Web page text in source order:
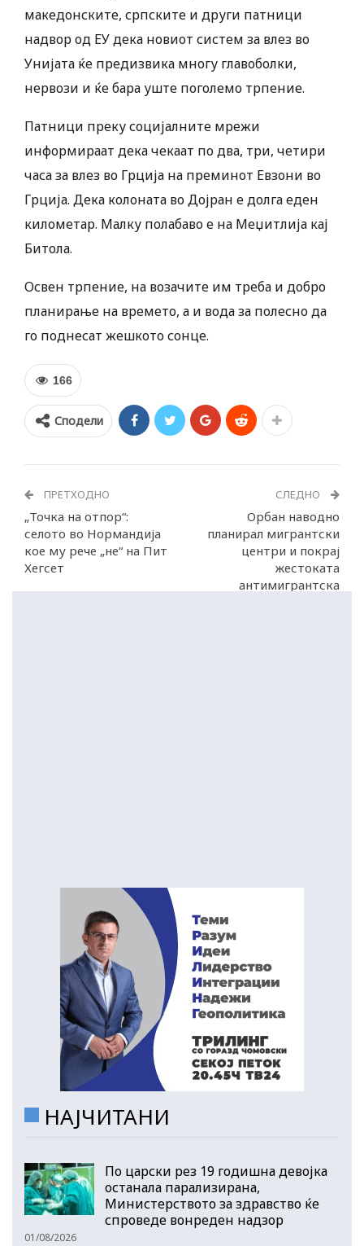
македонските, српските и други патници
надвор од ЕУ дека новиот систем за влез во
Унијата ќе предизвика многу главоболки,
нервози и ќе бара уште поголемо трпение.
Патници преку социјалните мрежи
информираат дека чекаат по два, три, четири
часа за влез во Грција на преминот Евзони во
Грција. Дека колоната во Дојран е долга еден
километар. Малку полабаво е на Меџитлија кај
Битола.
Освен трпение, на возачите им треба и добро
планирање на времето, а и вода за полесно да
го поднесат жешкото сонце.
166
Сподели
ПРЕТХОДНО
„Точка на отпор“:
селото во Нормандија
кое му рече „не“ на Пит
Хегсет
СЛЕДНО
Орбан наводно
планирал мигрантски
центри и покрај
жестоката
антимигрантска
НАЈЧИТАНИ
По царски рез 19 годишна девојка
останала парализирана,
Министерството за здравство ќе
спроведе вонреден надзор
01/08/2026